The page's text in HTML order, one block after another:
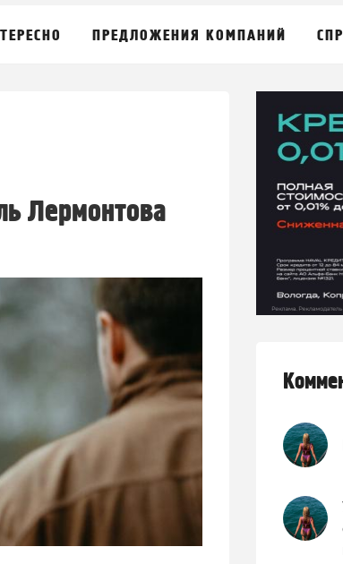
ПРЕДЛОЖЕНИЯ КОМПАНИЙ
Лермонтова